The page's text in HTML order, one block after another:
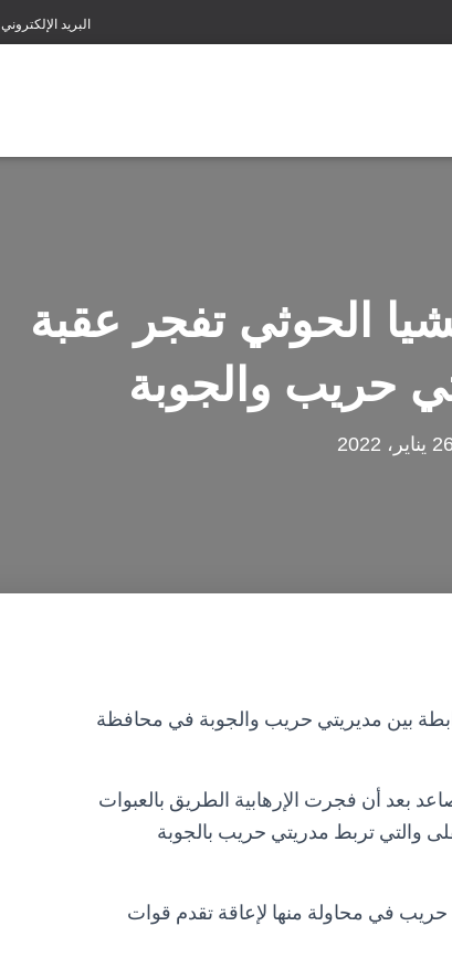
البريد الإلكتروني
الحوثي تفجر عقبة
حريب والجوبة
2022
بين مديريتي حريب والجوبة في محافظة
بعد أن فجرت الإرهابية الطريق بالعبوات
والتي تربط مدريتي حريب بالجوبة
حريب في محاولة منها لإعاقة تقدم قوات